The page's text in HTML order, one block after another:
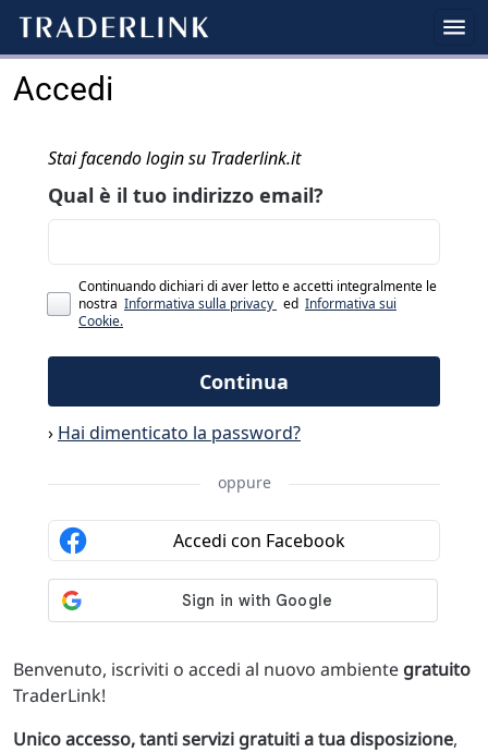
Accedi
Benvenuto, iscriviti o accedi al nuovo ambiente gratuito
TraderLink!
Unico accesso, tanti servizi gratuiti a tua disposizione,